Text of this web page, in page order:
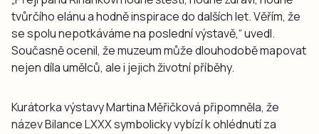
tvůrčího elánu a hodně inspirace do dalších let. Věřím, že
se spolu nepotkáváme na poslední výstavě,“ uvedl.
Současně ocenil, že muzeum může dlouhodobě mapovat
nejen díla umělců, ale i jejich životní příběhy.
Kurátorka výstavy Martina Měřičková připomněla, že
název Bilance LXXX symbolicky vybízí k ohlédnutí za